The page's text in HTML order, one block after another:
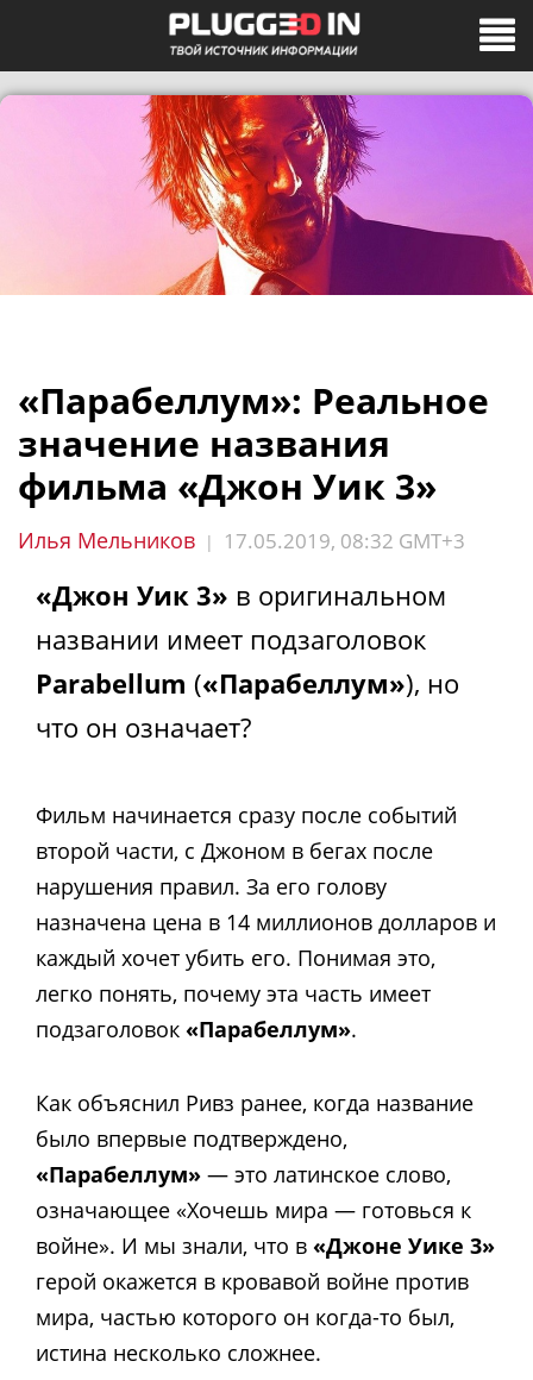
«Парабеллум»: Реальное
значение названия
фильма «Джон Уик 3»
Илья Мельников | 17.05.2019, 08:32 GMT+3
«Джон Уик 3» в оригинальном
названии имеет подзаголовок
Parabellum («Парабеллум»), но
что он означает?
Фильм начинается сразу после событий
второй части, с Джоном в бегах после
нарушения правил. За его голову
назначена цена в 14 миллионов долларов и
каждый хочет убить его. Понимая это,
легко понять, почему эта часть имеет
подзаголовок «Парабеллум».
Как объяснил Ривз ранее, когда название
было впервые подтверждено,
«Парабеллум» — это латинское слово,
означающее «Хочешь мира — готовься к
войне». И мы знали, что в «Джоне Уике 3»
герой окажется в кровавой войне против
мира, частью которого он когда-то был,
истина несколько сложнее.